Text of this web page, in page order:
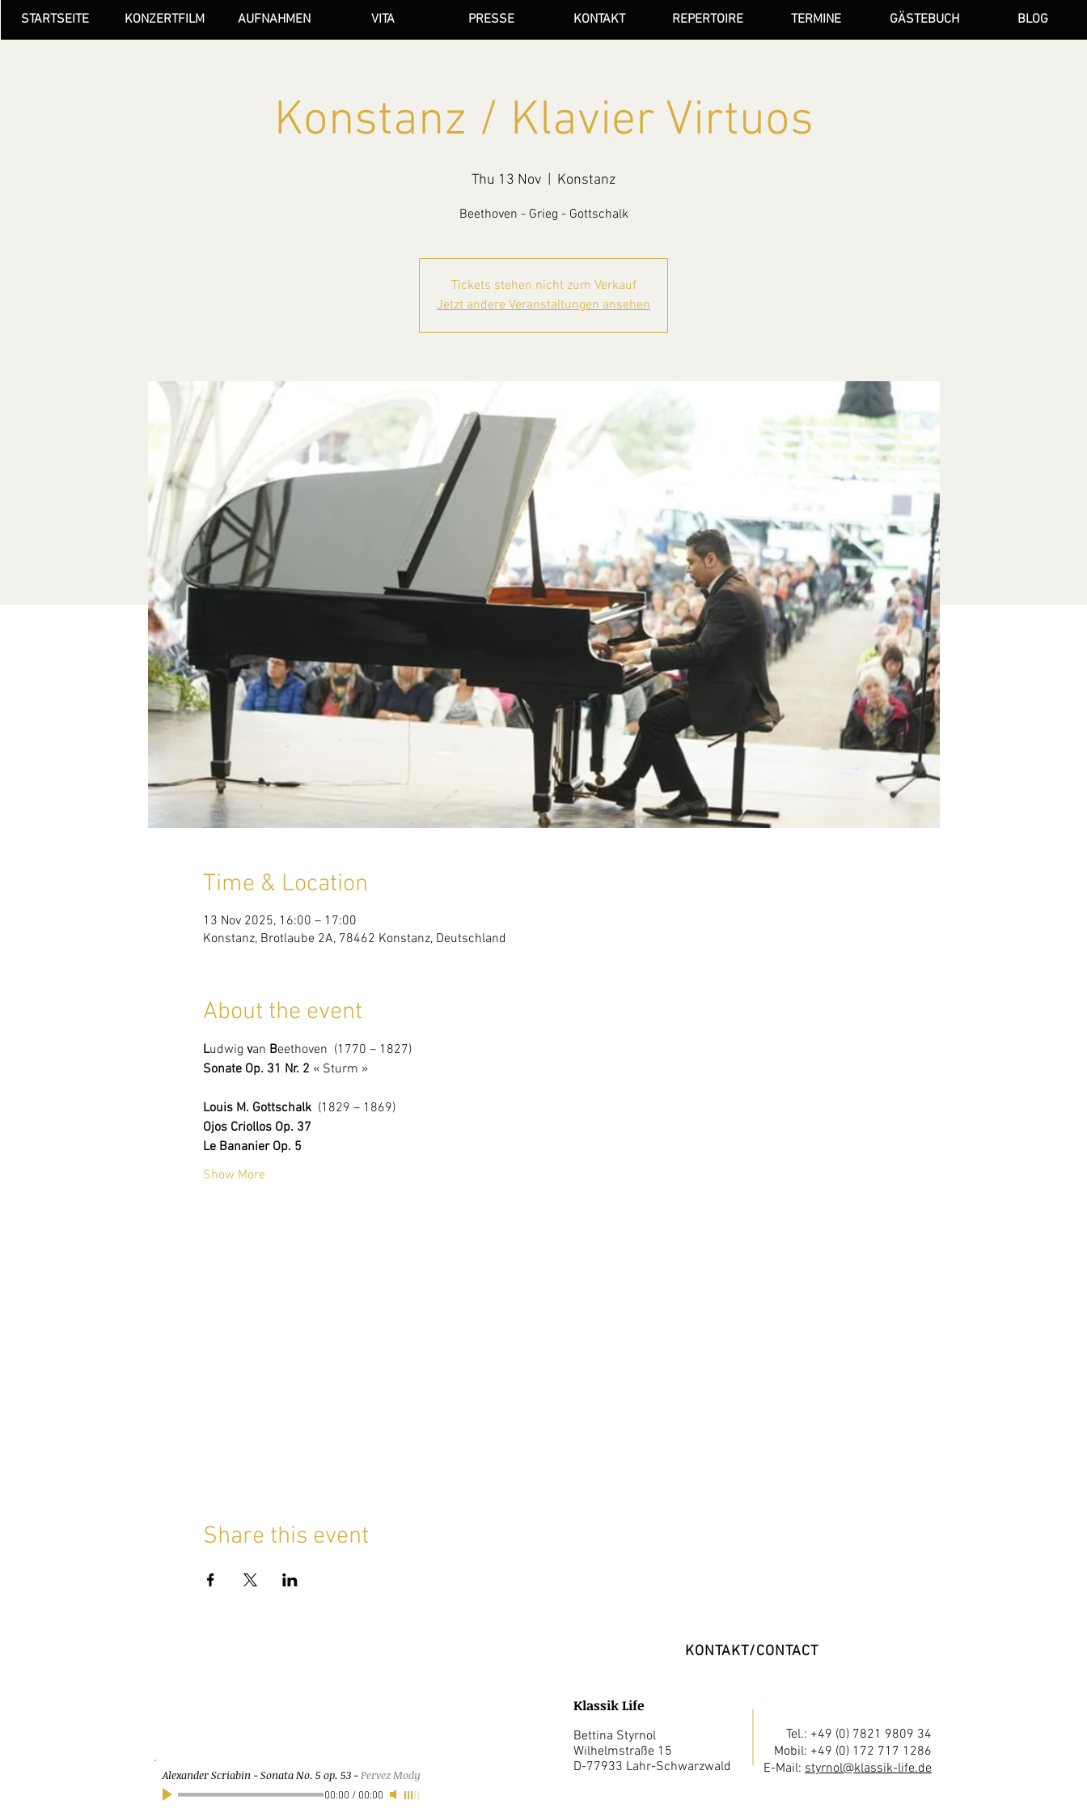
STARTSEITE KONZERTFILM AUFNAHMEN VITA PRESSE KONTAKT REPERTOIRE TERMINE GÄSTEBUCH BLOG
Konstanz / Klavier Virtuos
Thu 13 Nov Konstanz
Beethoven - Grieg - Gottschalk
Tickets stehen nicht zum Verkauf
Jetzt andere Veranstaltungen ansehen
Time & Location
13 Nov 2025, 16:00 – 17:00
Konstanz, Brotlaube 2A, 78462 Konstanz, Deutschland
About the event
Ludwig van Beethoven  (1770 – 1827)
Sonate Op. 31 Nr. 2 « Sturm »
Louis M. Gottschalk (1829 – 1869)
Ojos Criollos Op. 37
Le Bananier Op. 5
Show More
Share this event
Alexander Scriabin - Sonata No. 5 op. 53 -Pervez Mody
00:00 / 00:00
KONTAKT/CONTACT
Klassik Life
Bettina Styrnol
Wilhelmstraße 15
D-77933 Lahr-Schwarzwald
Tel.: +49 (0) 7821 9809 34
Mobil: +49 (0) 172 717 1286
E-Mail: styrnol@klassik-life.de